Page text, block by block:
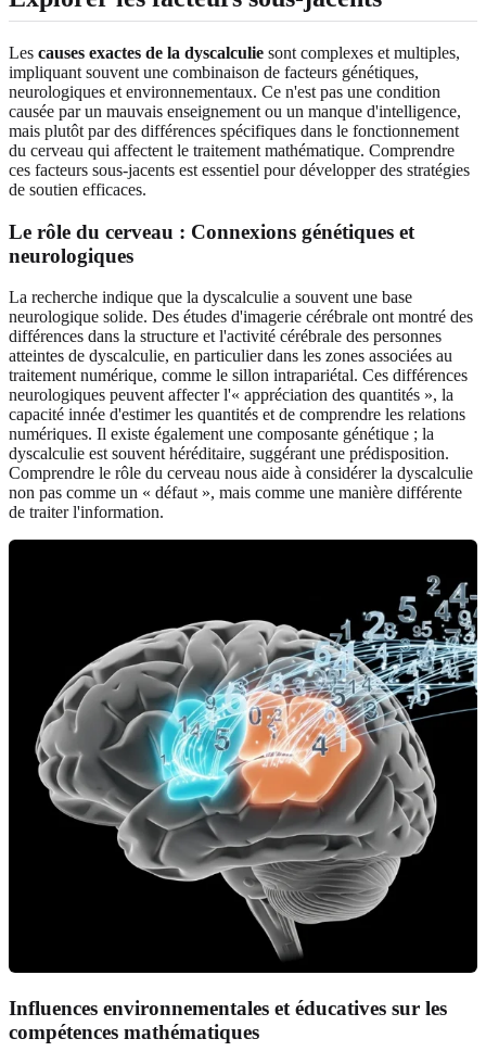
Les causes exactes de la dyscalculie sont complexes et multiples,
impliquant souvent une combinaison de facteurs génétiques,
neurologiques et environnementaux. Ce n'est pas une condition
causée par un mauvais enseignement ou un manque d'intelligence,
mais plutôt par des différences spécifiques dans le fonctionnement
du cerveau qui affectent le traitement mathématique. Comprendre
ces facteurs sous-jacents est essentiel pour développer des stratégies
de soutien efficaces.
Le rôle du cerveau : Connexions génétiques et
neurologiques
La recherche indique que la dyscalculie a souvent une base
neurologique solide. Des études d'imagerie cérébrale ont montré des
différences dans la structure et l'activité cérébrale des personnes
atteintes de dyscalculie, en particulier dans les zones associées au
traitement numérique, comme le sillon intrapariétal. Ces différences
neurologiques peuvent affecter l'« appréciation des quantités », la
capacité innée d'estimer les quantités et de comprendre les relations
numériques. Il existe également une composante génétique ; la
dyscalculie est souvent héréditaire, suggérant une prédisposition.
Comprendre le rôle du cerveau nous aide à considérer la dyscalculie
non pas comme un « défaut », mais comme une manière différente
de traiter l'information.
Influences environnementales et éducatives sur les
compétences mathématiques